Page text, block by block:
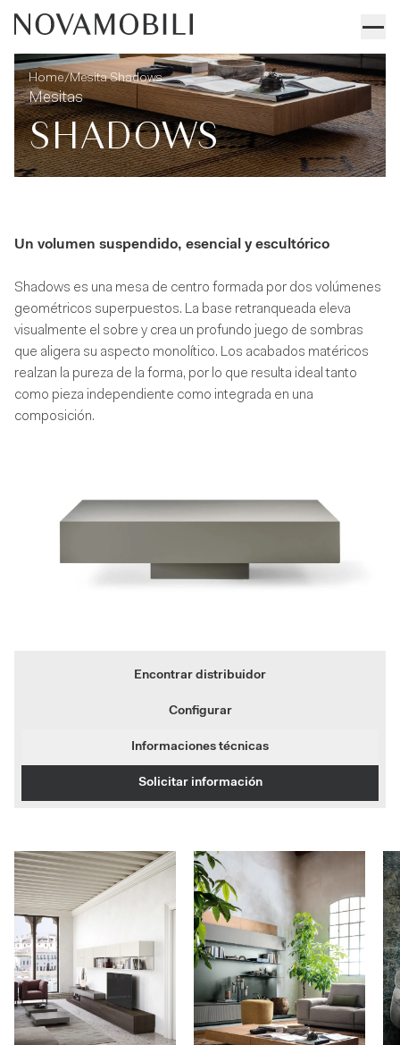
Mesita Shadows
Home/Mesita Shadows
Mesitas
SHADOWS
Un volumen suspendido, esencial y escultórico
Shadows es una mesa de centro formada por dos volúmenes
geométricos superpuestos. La base retranqueada eleva
visualmente el sobre y crea un profundo juego de sombras
que aligera su aspecto monolítico. Los acabados matéricos
realzan la pureza de la forma, por lo que resulta ideal tanto
como pieza independiente como integrada en una
composición.
Encontrar distribuidor
Configurar
Informaciones técnicas
Solicitar información